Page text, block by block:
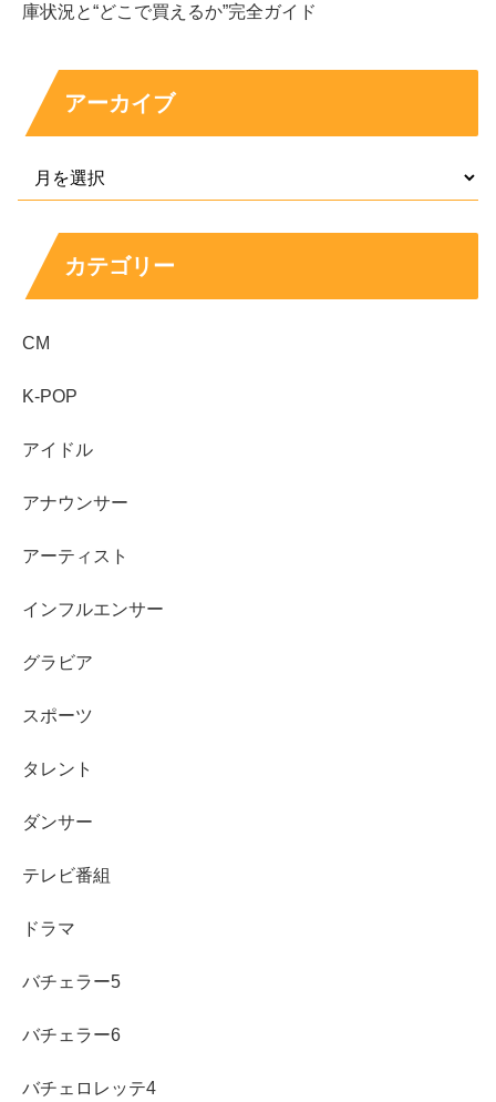
芸能界は事務所の名前が大きいだけに、印象で語られやす
姿勢が大切です。
同が起きやすい
ジャニーズ説が出る理由として多いのは、雰囲気や立ち位
置の印象による混同です。背が高く、整った顔立ちで、グ
事務所に所属していたのではと連想されやすくなります。
また、同世代の男性タレントは検索で比較されやすく、
「似ている」「雰囲気が近い」という声が広がると、そこ
切り抜きでは説明が省略され、元の文脈が消えたまま広が
は別物です。
噂を見分けるコツ 公式プロフィールと本人発信
噂の真偽を見分けるときは、確認の順番を決めると迷いに
演情報を確認し、次に本人の発信やインタビューなど、本
人の言葉があるかを見ます。その上で、第三者のまとめ記
く、関係者に迷惑がかかる可能性もあります。ファンとし
庫状況と“どこで買えるか”完全ガイド
アーカイブ
カテゴリー
CM
K-POP
アイドル
アナウンサー
アーティスト
インフルエンサー
グラビア
スポーツ
タレント
ダンサー
テレビ番組
ドラマ
バチェラー5
バチェラー6
バチェロレッテ4